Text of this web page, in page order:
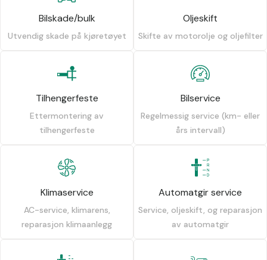
Bilskade/bulk
Utvendig skade på kjøretøyet
Oljeskift
Skifte av motorolje og oljefilter
Tilhengerfeste
Ettermontering av
tilhengerfeste
Bilservice
Regelmessig service (km- eller
års intervall)
Klimaservice
AC-service, klimarens,
reparasjon klimaanlegg
Automatgir service
Service, oljeskift, og reparasjon
av automatgir